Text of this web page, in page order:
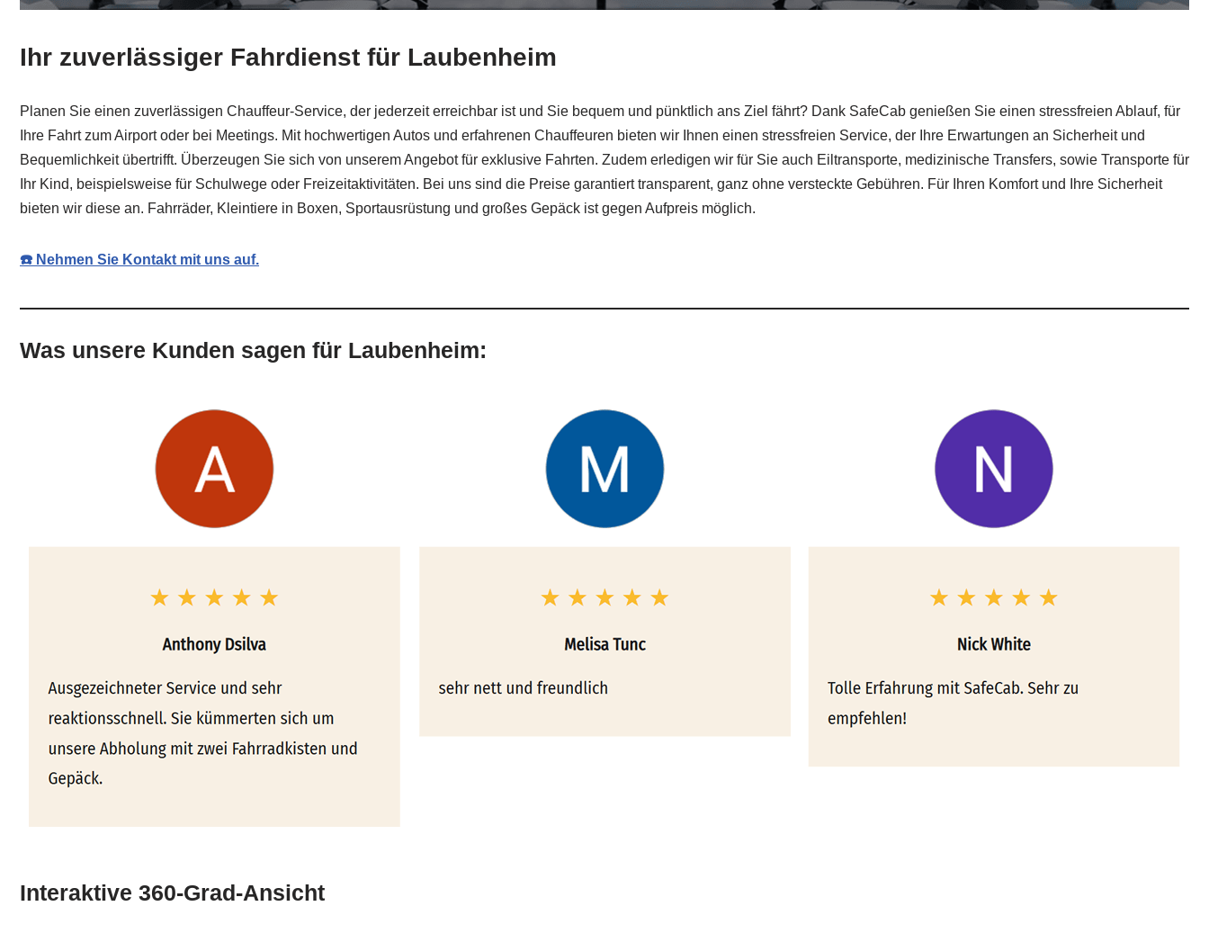
Ihr zuverlässiger Fahrdienst für Laubenheim
Planen Sie einen zuverlässigen Chauffeur-Service, der jederzeit erreichbar ist und Sie bequem und pünktlich ans Ziel fährt? Dank SafeCab genießen Sie einen stressfreien Ablauf, für
Ihre Fahrt zum Airport oder bei Meetings. Mit hochwertigen Autos und erfahrenen Chauffeuren bieten wir Ihnen einen stressfreien Service, der Ihre Erwartungen an Sicherheit und
Bequemlichkeit übertrifft. Überzeugen Sie sich von unserem Angebot für exklusive Fahrten. Zudem erledigen wir für Sie auch Eiltransporte, medizinische Transfers, sowie Transporte für
Ihr Kind, beispielsweise für Schulwege oder Freizeitaktivitäten. Bei uns sind die Preise garantiert transparent, ganz ohne versteckte Gebühren. Für Ihren Komfort und Ihre Sicherheit
bieten wir diese an. Fahrräder, Kleintiere in Boxen, Sportausrüstung und großes Gepäck ist gegen Aufpreis möglich.
☎️ Nehmen Sie Kontakt mit uns auf.
Was unsere Kunden sagen für Laubenheim:
Interaktive 360-Grad-Ansicht